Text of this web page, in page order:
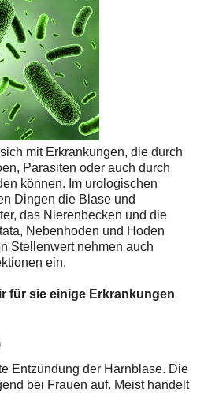
mit Erkrankungen, die durch
Parasiten oder auch durch
können. Im urologischen
Dingen die Blase und
das Nierenbecken und die
Nebenhoden und Hoden
Stellenwert nehmen auch
ein.
für sie einige Erkrankungen
Entzündung der Harnblase. Die
bei Frauen auf. Meist handelt